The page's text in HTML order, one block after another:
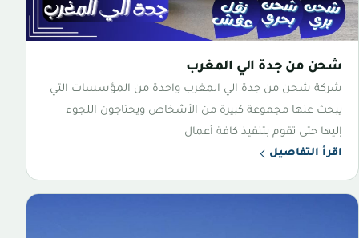
شحن من جدة الي المغرب
شركة شحن من جدة الي المغرب واحدة من المؤسسات التي
يبحث عنها مجموعة كبيرة من الأشخاص ويحتاجون اللجوء
إليها حتى تقوم بتنفيذ كافة أعمال
اقرأ التفاصيل